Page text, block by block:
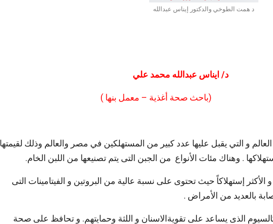
د همت الطوخي والدكتور إيناس عبدالله
ايناس عبدالله محمد علي
) (باحث صحة أغذية – معمل بنها )
و التي يقبل عليها عدد كبير من المستهلكين في مصر والعالم وذلك لقيمتها
. وهناك مئات الأنواع من الجبن التى يتم تصنيعها من اللبن الخام.
إستهلاكاً حيث تحتوى على نسبة عالية من البروتين و الفيتامينات التى
بالعديد من الأمراض .
الذى يساعد على تقويةالاسنان و اللثة وحمايتهم. و تحافظ على صحة